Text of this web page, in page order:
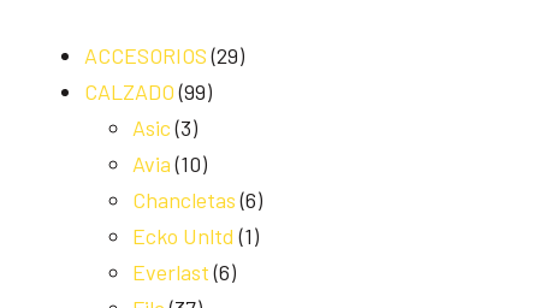
ACCESORIOS (29)
CALZADO (99)
Asic (3)
Avia (10)
Chancletas (6)
Ecko Unltd (1)
Everlast (6)